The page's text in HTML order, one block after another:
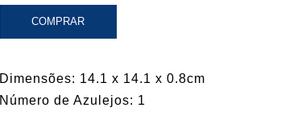
COMPRAR
Dimensões: 14.1 x 14.1 x 0.8cm
Número de Azulejos: 1